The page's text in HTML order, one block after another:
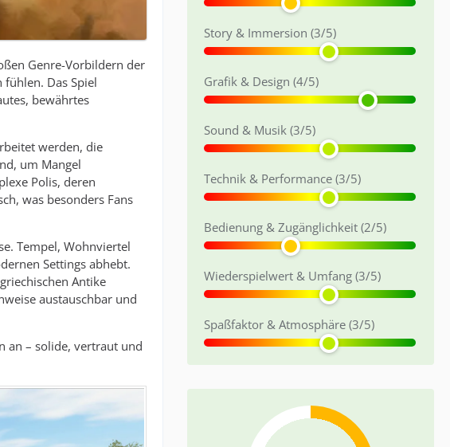
Genre-Vorbildern der
Das Spiel
bewährtes
werden, die
um Mangel
Polis, deren
was besonders Fans
Tempel, Wohnviertel
Settings abhebt.
Antike
austauschbar und
an – solide, vertraut und
Story & Immersion (3/5)
Grafik & Design (4/5)
Sound & Musik (3/5)
Technik & Performance (3/5)
Bedienung & Zugänglichkeit (2/5)
Wiederspielwert & Umfang (3/5)
Spaßfaktor & Atmosphäre (3/5)